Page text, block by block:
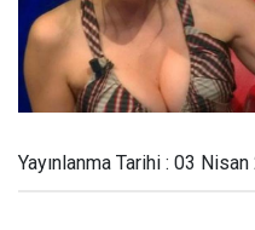
Yayınlanma Tarihi : 03